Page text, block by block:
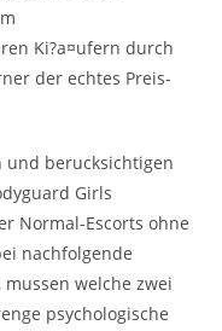
Ki?a¤ufern durch
der echtes Preis-
und berucksichtigen
Girls
Normal-Escorts ohne
nachfolgende
welche zwei
psychologische